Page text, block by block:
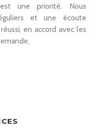
une priorité. Nous
et une écoute
en accord avec les